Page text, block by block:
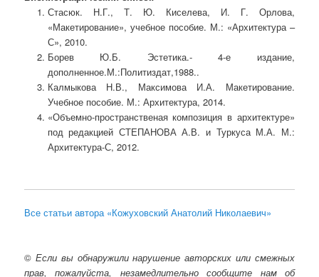
Стасюк. Н.Г., Т. Ю. Киселева, И. Г. Орлова,
«Макетирование», учебное пособие. М.: «Архитектура –
С», 2010.
Борев Ю.Б. Эстетика.- 4-е издание,
дополненное.М.:Политиздат,1988..
Калмыкова Н.В., Максимова И.А. Макетирование.
Учебное пособие. М.: Архитектура, 2014.
«Объемно-пространственая композиция в архитектуре»
под редакцией СТЕПАНОВА А.В. и Туркуса М.А. М.:
Архитектура-С, 2012.
Все статьи автора «Кожуховский Анатолий Николаевич»
© Если вы обнаружили нарушение авторских или смежных
прав, пожалуйста, незамедлительно сообщите нам об